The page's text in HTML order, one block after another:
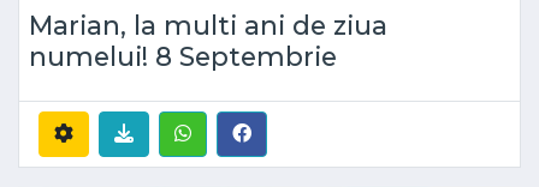
Marian, la multi ani de ziua
numelui! 8 Septembrie